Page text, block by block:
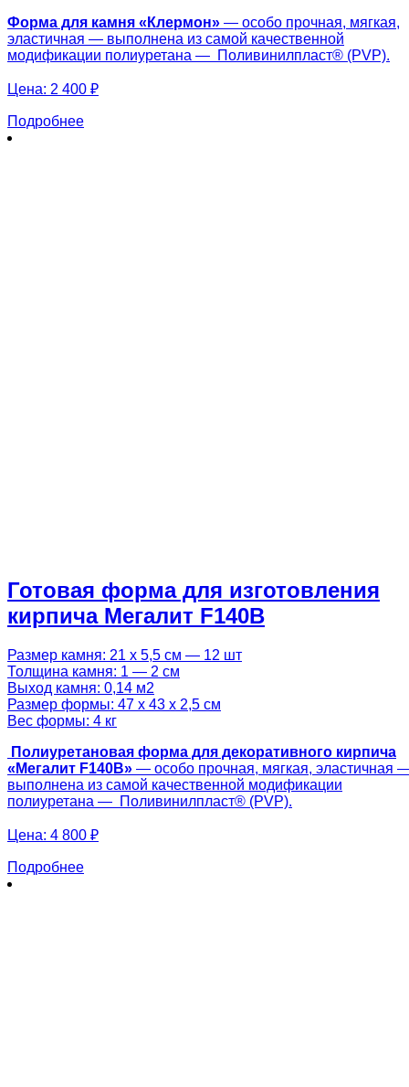
Форма для камня « Клермон» — особо прочная, мягкая,
эластичная — выполнена из самой качественной
модификации полиуретана — Поливинилпласт® (PVP).
Цена: 2 400 ₽
Подробнее
Готовая форма для изготовления
кирпича Мегалит F140B
Размер камня: 21 х 5,5 см — 12 шт
Толщина камня: 1 — 2 см
Выход камня: 0,14 м2
Размер формы: 47 х 43 х 2,5 см
Вес формы: 4 кг
Полиуретановая форма для декоративного кирпича
«Мегалит F140B» — особо прочная, мягкая, эластичная
выполнена из самой качественной модификации
полиуретана — Поливинилпласт® (PVP).
Цена: 4 800 ₽
Подробнее